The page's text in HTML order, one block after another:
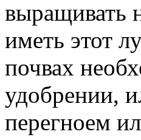
выращивать
иметь этот
почвах
удобрении,
перегноем